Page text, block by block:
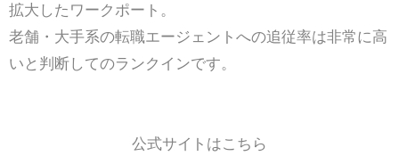
拡大したワークポート。
老舗・大手系の転職エージェントへの追従率は非常に高
いと判断してのランクインです。
公式サイトはこちら